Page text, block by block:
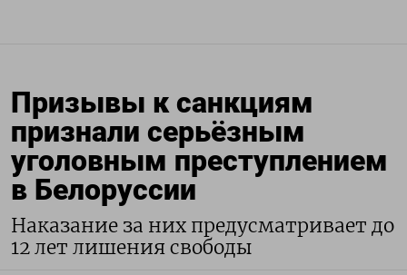
Призывы к санкциям
признали серьёзным
уголовным преступлением
в Белоруссии
Наказание за них предусматривает до
12 лет лишения свободы